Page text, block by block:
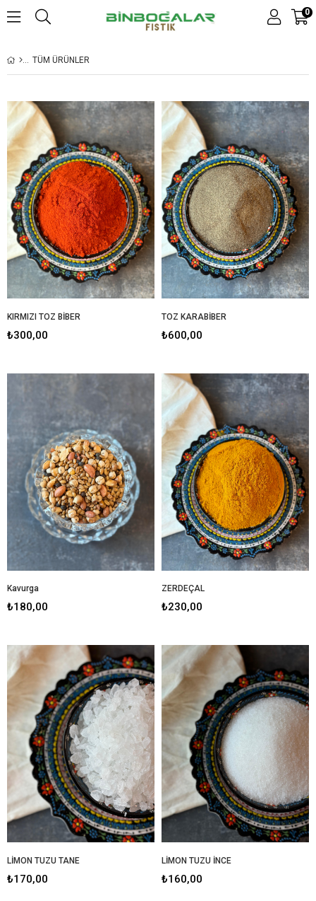
0
TÜM ÜRÜNLER
KIRMIZI TOZ BİBER
₺300,00
TOZ KARABİBER
₺600,00
Kavurga
₺180,00
ZERDEÇAL
₺230,00
LİMON TUZU TANE
₺170,00
LİMON TUZU İNCE
₺160,00